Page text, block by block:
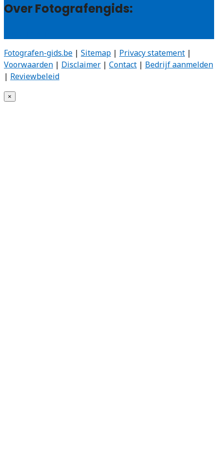
Over Fotografengids:
Fotografen-gids.be | Sitemap | Privacy statement |
Voorwaarden | Disclaimer | Contact | Bedrijf aanmelden
| Reviewbeleid
×